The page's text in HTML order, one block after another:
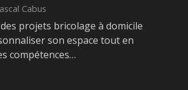
Cabus
projets bricolage à domicile
son espace tout en
compétences…